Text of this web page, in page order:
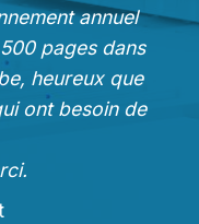
annuel
pages dans
heureux que
ont besoin de